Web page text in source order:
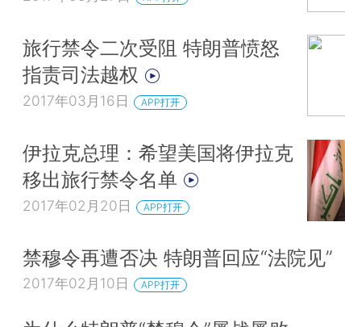
旅行禁令二次受阻 特朗普愤怒
指责司法越权
2017年03月16日 APP打开
伊拉克总理：希望美国将伊拉克
移出旅行禁令名单
2017年02月20日 APP打开
禁穆令再遭否决 特朗普回应“法院见”
2017年02月10日 APP打开